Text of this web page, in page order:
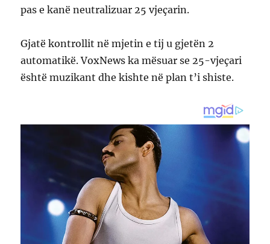
pas e kanë neutralizuar 25 vjeçarin.
Gjatë kontrollit në mjetin e tij u gjetën 2
automatikë. VoxNews ka mësuar se 25-vjeçari
është muzikant dhe kishte në plan t’i shiste.